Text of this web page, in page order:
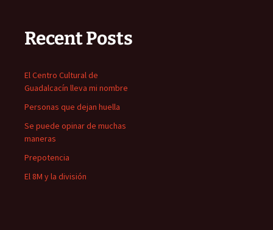
Recent Posts
El Centro Cultural de
Guadalcacín lleva mi nombre
Personas que dejan huella
Se puede opinar de muchas
maneras
Prepotencia
El 8M y la división